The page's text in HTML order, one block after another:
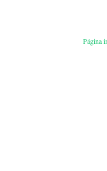
Página